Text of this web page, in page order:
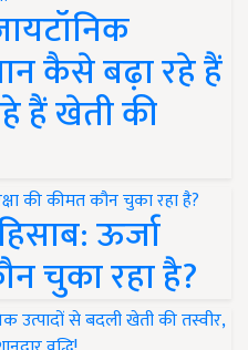
कैसे बढ़ा रहे हैं
हैं खेती की
ऊर्जा
चुका रहा है?